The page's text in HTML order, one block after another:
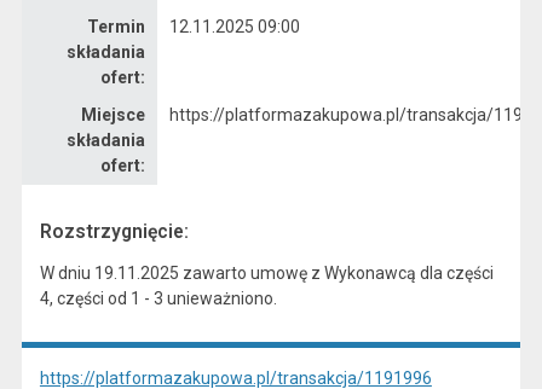
Termin
składania
ofert:
12.11.2025 09:00
Miejsce
składania
ofert:
https://platformazakupowa.pl/transakcja/
Rozstrzygnięcie:
W dniu 19.11.2025 zawarto umowę z Wykonawcą dla części
4, części od 1 - 3 unieważniono.
https://platformazakupowa.pl/transakcja/1191996